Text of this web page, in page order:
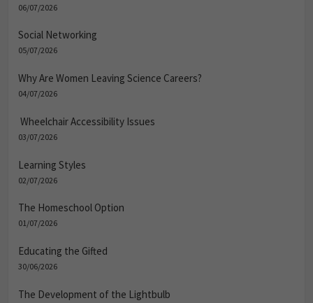
06/07/2026
Social Networking
05/07/2026
Why Are Women Leaving Science Careers?
04/07/2026
Wheelchair Accessibility Issues
03/07/2026
Learning Styles
02/07/2026
The Homeschool Option
01/07/2026
Educating the Gifted
30/06/2026
The Development of the Lightbulb